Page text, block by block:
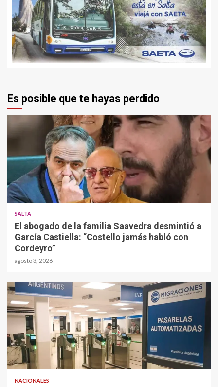
Es posible que te hayas perdido
SALTA
El abogado de la familia Saavedra desmintió a
García Castiella: “Costello jamás habló con
Cordeyro”
agosto 3, 2026
NACIONALES